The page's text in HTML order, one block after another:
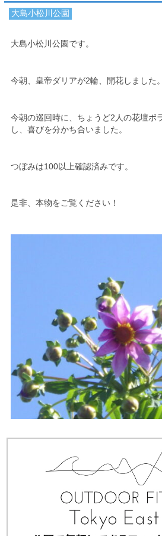
大島小松川公園
大島小松川公園です。
今朝、皇帝ダリアが2輪、開花しました。
今朝の巡回時に、ちょうど2人の花壇ボ
し、喜びを分かち合いました。
つぼみは100以上確認済みです。
是非、本物をご覧ください！